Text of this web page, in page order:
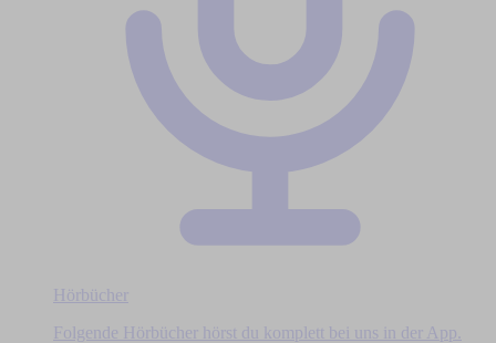
Hörbücher
Folgende Hörbücher hörst du komplett bei uns in der App.